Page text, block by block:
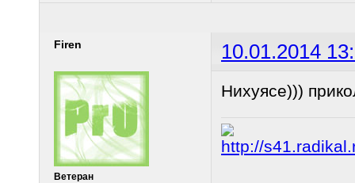
Firen 10.01.2014
Ветеран
Нихуясе)))